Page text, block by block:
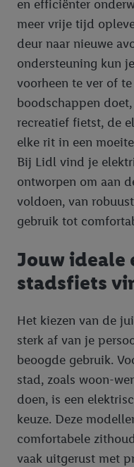
en efficiënter
meer vrije tijd
deur naar nieuwe
ondersteuning kun
voorheen te ver of
boodschappen
recreatief fietst, de
elke rit in een
Bij Lidl vind je
ontworpen om aan
voldoen, van
gebruik tot
Jouw ideale
stadsfiets
Het kiezen van de
sterk af van je
beoogde gebruik.
stad, zoals woon-
doen, is een
keuze. Deze
comfortabele
vaak uitgerust met